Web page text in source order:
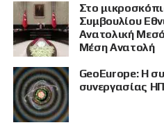
Στο
Συμβουλίου
Ανατολική
Μέση Ανατολή
GeoEurope: Η
συνεργασίας